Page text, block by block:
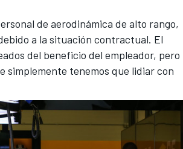
de aerodinámica de alto rango,
a la situación contractual. El
del beneficio del empleador, pero
simplemente tenemos que lidiar con